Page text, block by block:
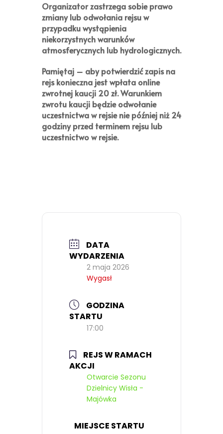
Organizator zastrzega sobie prawo
zmiany lub odwołania rejsu w
przypadku wystąpienia
niekorzystnych warunków
atmosferycznych lub hydrologicznych.
Pamiętaj – aby potwierdzić zapis na
rejs konieczna jest wpłata online
zwrotnej kaucji 20 zł. Warunkiem
zwrotu kaucji będzie odwołanie
uczestnictwa w rejsie nie później niż 24
godziny przed terminem rejsu lub
uczestnictwo w rejsie.
DATA
WYDARZENIA
2 maja 2026
Wygasł
GODZINA
STARTU
17:00
REJS W RAMACH
AKCJI
Otwarcie Sezonu
Dzielnicy Wisła -
Majówka
MIEJSCE STARTU